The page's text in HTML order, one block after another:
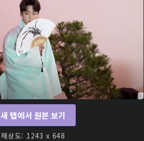
새 탭에서 원본 보기
해상도: 1243 x 648